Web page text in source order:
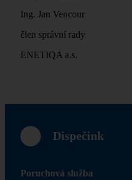
Ing. Jan Vencour
člen správní rady
ENETIQA a.s.
Dispečink
Poruchová služba